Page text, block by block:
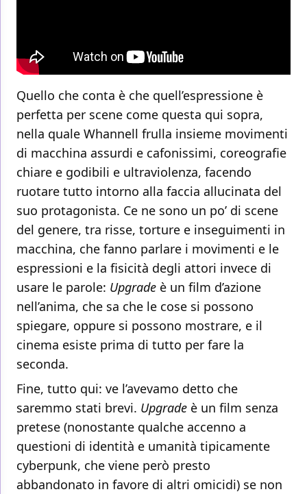
Quello che conta è che quell’espressione è
perfetta per scene come questa qui sopra,
nella quale Whannell frulla insieme movimenti
di macchina assurdi e cafonissimi, coreografie
chiare e godibili e ultraviolenza, facendo
ruotare tutto intorno alla faccia allucinata del
suo protagonista. Ce ne sono un po’ di scene
del genere, tra risse, torture e inseguimenti in
macchina, che fanno parlare i movimenti e le
espressioni e la fisicità degli attori invece di
usare le parole: Upgrade è un film d’azione
nell’anima, che sa che le cose si possono
spiegare, oppure si possono mostrare, e il
cinema esiste prima di tutto per fare la
seconda.
Fine, tutto qui: ve l’avevamo detto che
saremmo stati brevi. Upgrade è un film senza
pretese (nonostante qualche accenno a
questioni di identità e umanità tipicamente
cyberpunk, che viene però presto
abbandonato in favore di altri omicidi) se non